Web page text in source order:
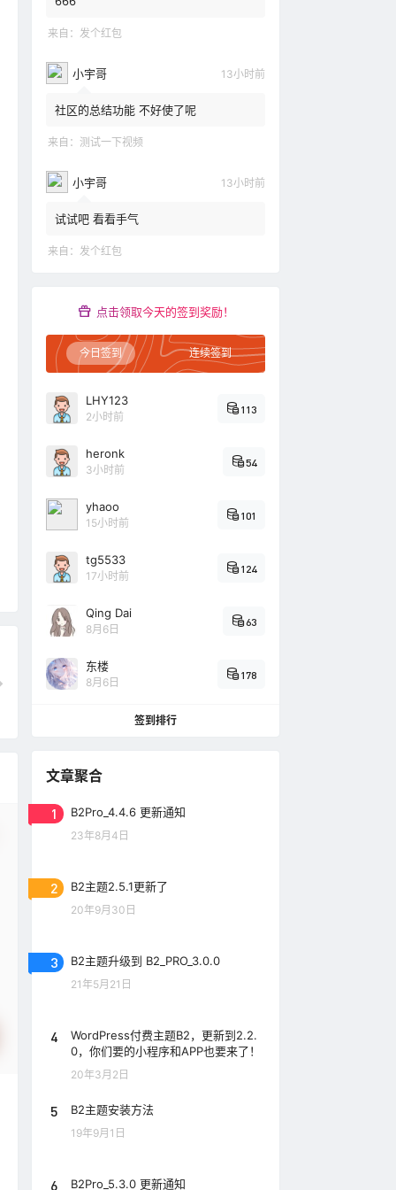
来自： 发个红包
小宇哥 13小时前
社区的总结功能 不好使了呢
来自： 测试一下视频
小宇哥 13小时前
试试吧 看看手气
来自： 发个红包
点击领取今天的签到奖励！
今日签到 连续签到
LHY123
2小时前
113
heronk
3小时前
54
yhaoo
15小时前
101
tg5533
17小时前
124
Qing Dai
8月6日
63
东楼
8月6日
178
签到排行
文章聚合
1 B2Pro_4.4.6 更新通知
23年8月4日
2 B2主题2.5.1更新了
20年9月30日
3 B2主题升级到 B2_PRO_3.0.0
21年5月21日
4
WordPress付费主题B2，更新到2.2.
0，你们要的小程序和APP也要来了！
20年3月2日
5 B2主题安装方法
19年9月1日
6 B2Pro_5.3.0 更新通知